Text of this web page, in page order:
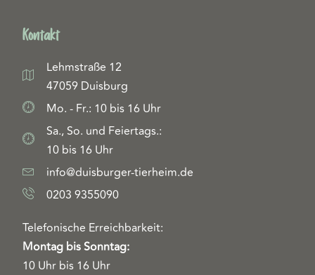
Kontakt
Lehmstraße 12
47059 Duisburg
Mo. - Fr.: 10 bis 16 Uhr
Sa., So. und Feiertags.:
10 bis 16 Uhr
info@duisburger-tierheim.de
0203 9355090
Telefonische Erreichbarkeit:
Montag bis Sonntag:
10 Uhr bis 16 Uhr